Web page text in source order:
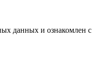
данных и ознакомлен с